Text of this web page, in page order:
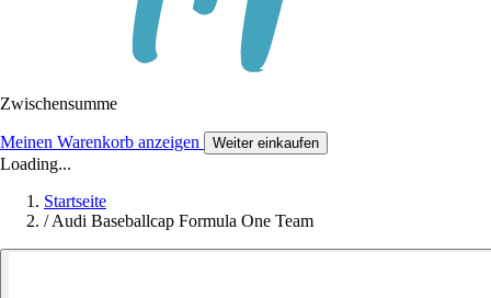
Zwischensumme
Meinen Warenkorb anzeigen Weiter einkaufen
Loading...
Startseite
/Audi Baseballcap Formula One Team